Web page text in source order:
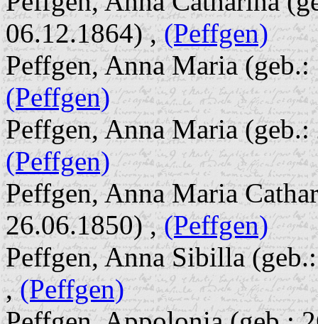
06.12.1864) ,(Peffgen)
Peffgen, Anna Maria
(Peffgen)
Peffgen, Anna Maria
(Peffgen)
Peffgen, Anna Maria
26.06.1850) ,(Peffgen)
Peffgen, Anna Sibilla
,(Peffgen)